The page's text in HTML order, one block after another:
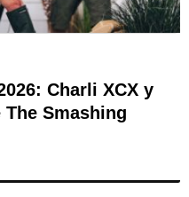
Charli XCX y
Smashing